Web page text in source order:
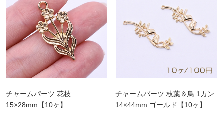
チャームパーツ 花枝
15×28mm【10ヶ】
チャームパーツ 枝葉＆鳥 1カン
14×44mm ゴールド【10ヶ】